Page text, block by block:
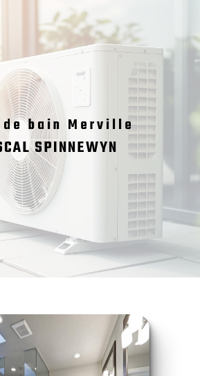
bain Merville
SPINNEWYN
cookies